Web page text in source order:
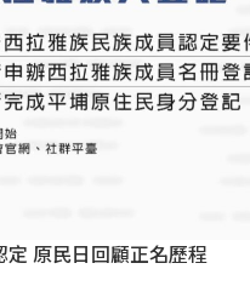
原民日回顧正名歷程